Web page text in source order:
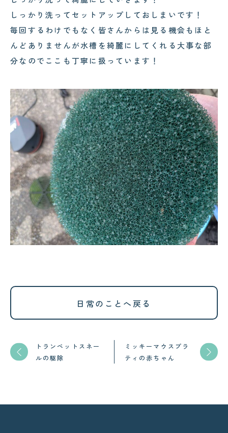
しっかり洗ってセットアップしておしまいです！
毎回するわけでもなく皆さんからは見る機会もほと
んどありませんが水槽を綺麗にしてくれる大事な部
分なのでここも丁寧に扱っています！
日常のことへ戻る
トランペットスネー
ルの駆除
ミッキーマウスプラ
ティの赤ちゃん